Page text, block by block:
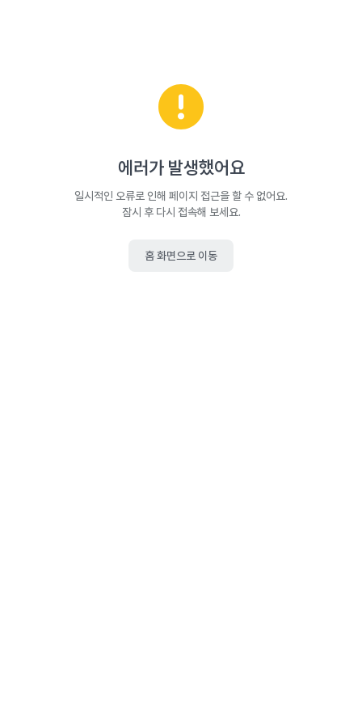
에러가 발생했어요
일시적인 오류로 인해 페이지 접근을 할 수 없어요.
잠시 후 다시 접속해 보세요.
홈 화면으로 이동